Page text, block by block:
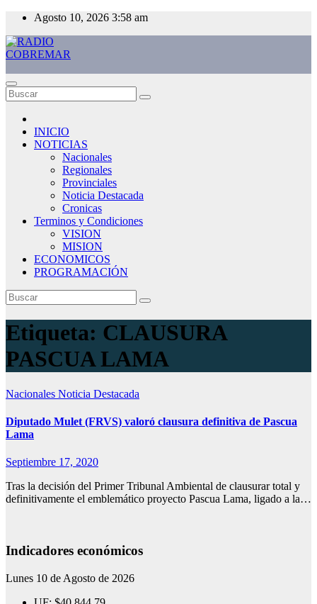
Saltar
contenido
Agosto 10, 2026 3:58 am
INICIO
NOTICIAS
Nacionales
Regionales
Provinciales
Noticia Destacada
Cronicas
Terminos y Condiciones
VISION
MISION
ECONOMICOS
PROGRAMACIÓN
Etiqueta: CLAUSURA
PASCUA LAMA
Nacionales Noticia Destacada
Diputado Mulet (FRVS) valoró clausura definitiva de Pascua
Lama
Septiembre 17, 2020
Tras la decisión del Primer Tribunal Ambiental de clausurar total y
definitivamente el emblemático proyecto Pascua Lama, ligado a la…
Indicadores económicos
Lunes 10 de Agosto de 2026